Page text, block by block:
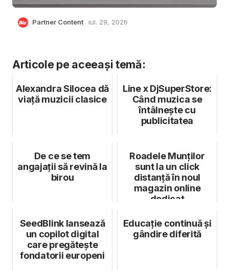
Partner Content iul. 29, 2026
Articole pe aceeași temă:
Alexandra Silocea dă
viață muzicii clasice
Line x DjSuperStore:
Când muzica se
întâlnește cu
publicitatea
De ce se tem
angajații să revină la
birou
Roadele Munților
sunt la un click
distanță în noul
magazin online
dedicat
din ...
SeedBlink lansează
un copilot digital
care pregătește
fondatorii europeni
Educație continuă și
gândire diferită